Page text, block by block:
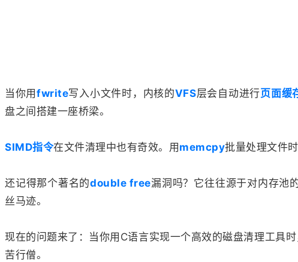
当你用fwrite写入小文件时，内核的VFS层会自动进行页面缓
盘之间搭建一座桥梁。
SIMD指令在文件清理中也有奇效。用memcpy批量处理文件
还记得那个著名的double free漏洞吗？它往往源于对内存池
丝马迹。
现在的问题来了：当你用C语言实现一个高效的磁盘清理工具
苦行僧。